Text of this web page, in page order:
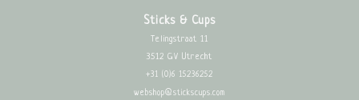
Sticks & Cups
Telingstraat 11
3512 GV Utrecht
+31 (0)6 15236252
webshop@stickscups.com